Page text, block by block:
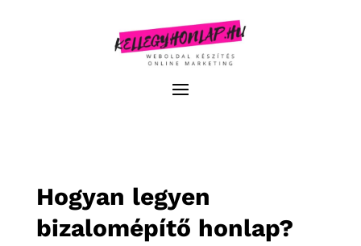
Hogyan legyen
bizalomépítő honlap?